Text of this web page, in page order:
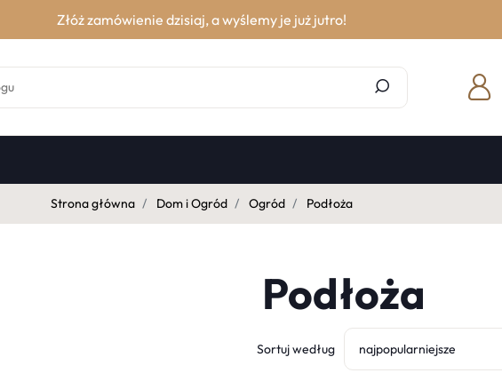
Złóż zamówienie dzisiaj, a wyślemy je już jutro!
Strona główna Dom i Ogród Ogród Podłoża
Podłoża
Sortuj według najpopularniejsze